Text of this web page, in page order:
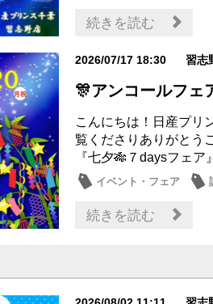
メンテナンス商品
続きを読む
2026/07/17 18:30 習志
🎊アンコールフェ
こんにちは！日産プ
覧くださりありがとう
『七夕🎋７daysフェ
イベント・フェア
メンテナンス商品
続きを読む